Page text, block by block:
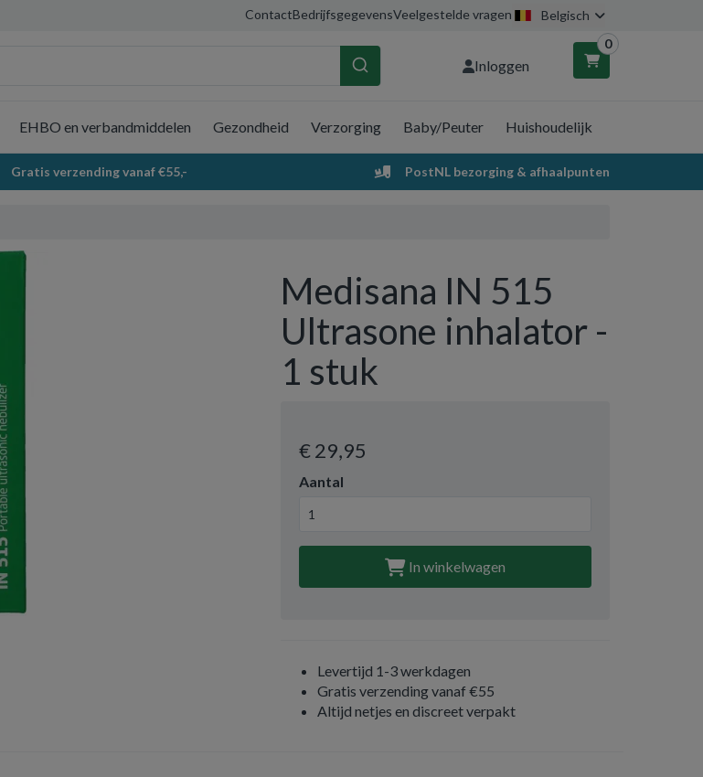
ContactBedrijfsgegevensVeelgestelde vragen Belgisch
Inloggen
0
Winkelwagen
EHBO en verbandmiddelen Gezondheid Verzorging Baby/Peuter Huishoudelijk
Gratis verzending vanaf €55,- PostNL bezorging & afhaalpunten
Medisana IN 515
Ultrasone inhalator -
1 stuk
€ 29,95
Aantal
In winkelwagen
Levertijd 1-3 werkdagen
Gratis verzending vanaf €55
Altijd netjes en discreet verpakt